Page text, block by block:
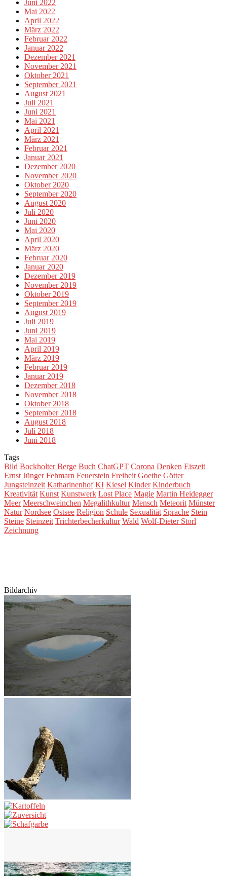
Juni 2022
Mai 2022
April 2022
März 2022
Februar 2022
Januar 2022
Dezember 2021
November 2021
Oktober 2021
September 2021
August 2021
Juli 2021
Juni 2021
Mai 2021
April 2021
März 2021
Februar 2021
Januar 2021
Dezember 2020
November 2020
Oktober 2020
September 2020
August 2020
Juli 2020
Juni 2020
Mai 2020
April 2020
März 2020
Februar 2020
Januar 2020
Dezember 2019
November 2019
Oktober 2019
September 2019
August 2019
Juli 2019
Juni 2019
Mai 2019
April 2019
März 2019
Februar 2019
Januar 2019
Dezember 2018
November 2018
Oktober 2018
September 2018
August 2018
Juli 2018
Juni 2018
Tags
Bild Bockholter Berge Buch ChatGPT Corona Denken Eiszeit
Ernst Jünger Fehmarn Feuerstein Freiheit Goethe Götter
Jungsteinzeit Katharinenhof KI Kiesel Kinder Kinderbuch
Kreativität Kunst Kunstwerk Lost Place Magie Martin Heidegger
Meer Meerschweinchen Megalithkultur Mensch Meteorit Münster
Natur Nordsee Ostsee Religion Schule Sexualität Sprache Stein
Steine Steinzeit Trichterbecherkultur Wald Wolf-Dieter Storl
Zeichnung
Bildarchiv